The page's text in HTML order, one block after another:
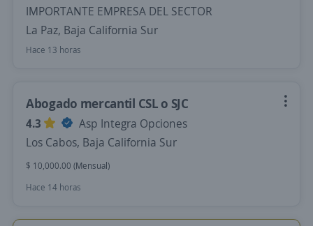
IMPORTANTE EMPRESA DEL SECTOR
La Paz, Baja California Sur
Hace 13 horas
Abogado mercantil CSL o SJC
4.3
Asp Integra Opciones
Los Cabos, Baja California Sur
$ 10,000.00 (Mensual)
Hace 14 horas